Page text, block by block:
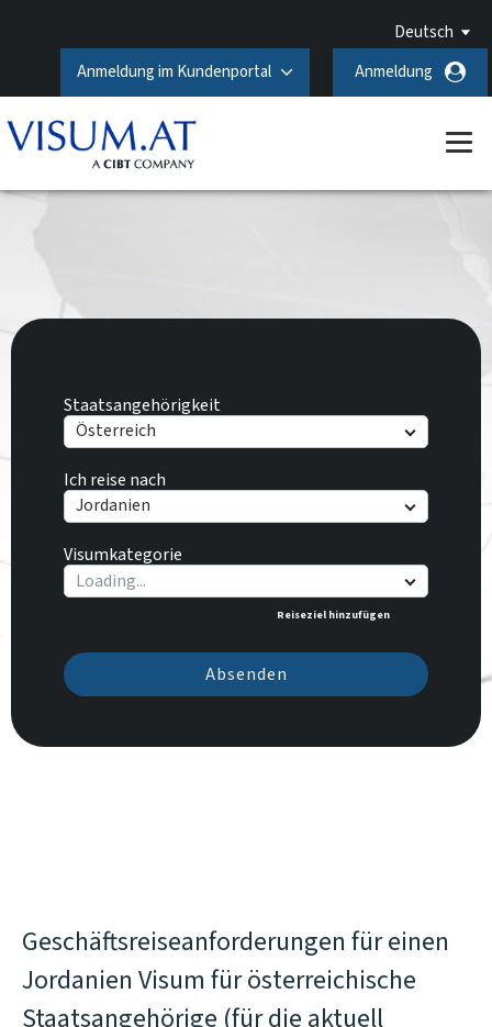
Deutsch
Anmeldung im Kundenportal
Anmeldung
Staatsangehörigkeit
Österreich
Ich reise nach
Jordanien
Visumkategorie
Reiseziel hinzufügen
Absenden
Geschäftsreiseanforderungen für einen
Jordanien Visum für österreichische
Staatsangehörige (für die aktuell